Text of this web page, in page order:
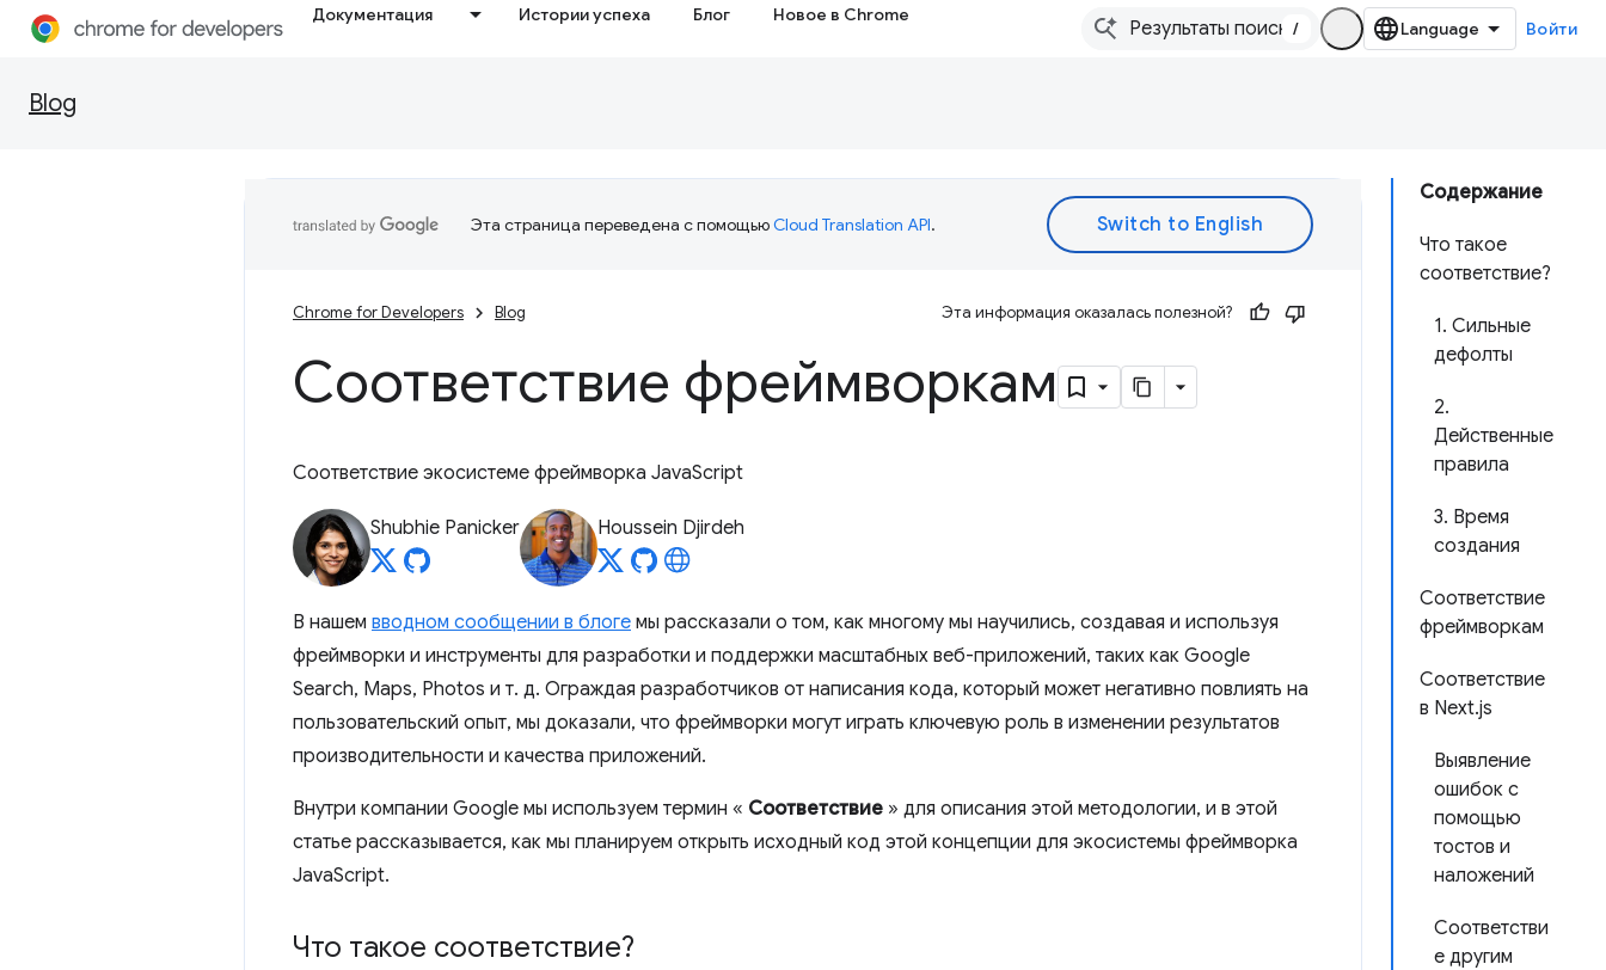
Документация Истории успеха Блог Новое в Chrome
/ Войти
Blog
Содержание
Что такое
соответствие?
1. Сильные
дефолты
2.
Действенные
правила
3. Время
создания
Соответствие
фреймворкам
Соответствие
в Next.js
Выявление
ошибок с
помощью
тостов и
наложений
Соответстви
е другим
Эта страница переведена с помощьюCloud Translation API.
Chrome for Developers Blog Эта информация оказалась полезной?
Соответствие фреймворкам
Соответствие экосистеме фреймворка JavaScript
Shubhie Panicker Houssein Djirdeh
В нашем вводном сообщении в блоге мы рассказали о том, как многому мы научились, создавая и используя
фреймворки и инструменты для разработки и поддержки масштабных веб-приложений, таких как Google
Search, Maps, Photos и т. д. Ограждая разработчиков от написания кода, который может негативно повлиять на
пользовательский опыт, мы доказали, что фреймворки могут играть ключевую роль в изменении результатов
производительности и качества приложений.
Внутри компании Google мы используем термин « Соответствие » для описания этой методологии, и в этой
статье рассказывается, как мы планируем открыть исходный код этой концепции для экосистемы фреймворка
JavaScript.
Что такое соответствие?